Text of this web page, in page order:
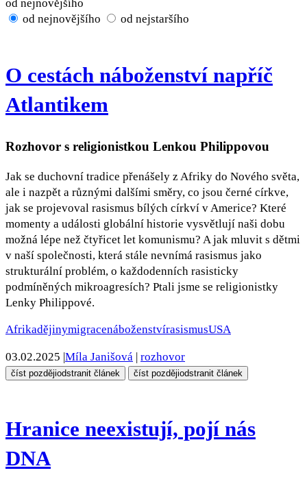
od nejnovějšího
od nejnovějšího
od nejstaršího
O cestách náboženství napříč
Atlantikem
Rozhovor s religionistkou Lenkou Philippovou
Jak se duchovní tradice přenášely z Afriky do Nového světa,
ale i nazpět a různými dalšími směry, co jsou černé církve,
jak se projevoval rasismus bílých církví v Americe? Které
momenty a události globální historie vysvětlují naši dobu
možná lépe než čtyřicet let komunismu? A jak mluvit s dětmi
v naší společnosti, která stále nevnímá rasismus jako
strukturální problém, o každodenních rasisticky
podmíněných mikroagresích? Ptali jsme se religionistky
Lenky Philippové.
AfrikadějinymigracenáboženstvírasismusUSA
03.02.2025 |Míla Janišová | rozhovor
číst pozdějiodstranit článek číst pozdějiodstranit článek
Hranice neexistují, pojí nás
DNA